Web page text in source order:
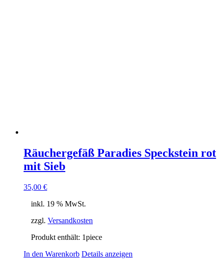
Räuchergefäß Paradies Speckstein rot
mit Sieb
35,00 €
inkl. 19 % MwSt.
zzgl. Versandkosten
Produkt enthält: 1piece
In den Warenkorb Details anzeigen